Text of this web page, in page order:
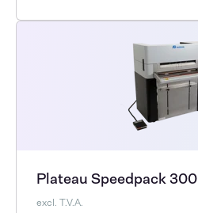
Plateau Speedpack 300
excl. T.V.A.